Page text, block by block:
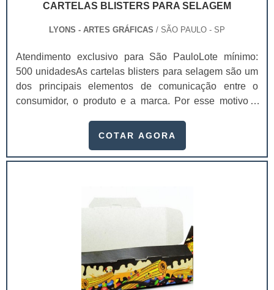
CARTELAS BLISTERS PARA SELAGEM
LYONS - ARTES GRÁFICAS / SÃO PAULO - SP
Atendimento exclusivo para São PauloLote mínimo:
500 unidadesAs cartelas blisters para selagem são um
dos principais elementos de comunicação entre o
consumidor, o produto e a marca. Por esse motivo é
muito bem o seu produto.Entre os principais atributos
cartelas blister para selagem
proporcionar um alto designer para compor o produto,
funcionalidades, que se tornam essenciais para as
empresas que buscam entregar o melhor ao seu
cliente.Geralmente, as cartelas blisters para selagem
são utilizadas em produtos que requerem uma maior
COTAR AGORA